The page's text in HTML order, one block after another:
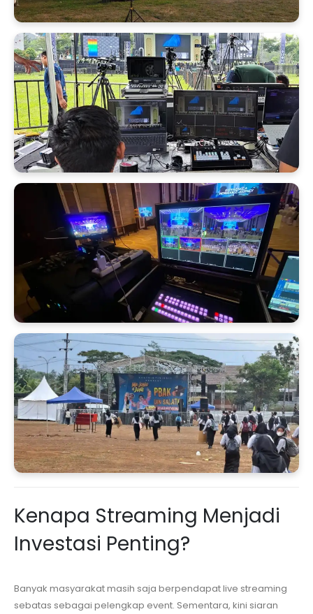
Kenapa Streaming Menjadi
Investasi Penting?
Banyak masyarakat masih saja berpendapat live streaming
sebatas sebagai pelengkap event. Sementara, kini siaran